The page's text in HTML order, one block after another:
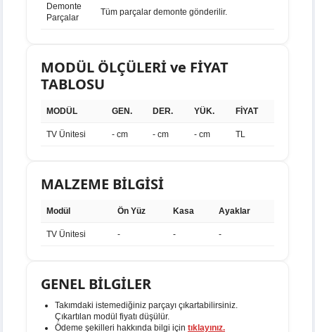
Demonte
Parçalar
Tüm parçalar demonte gönderilir.
MODÜL ÖLÇÜLERİ ve FİYAT
TABLOSU
MODÜL GEN. DER. YÜK. FİYAT
TV Ünitesi - cm - cm - cm TL
MALZEME BİLGİSİ
Modül Ön Yüz Kasa Ayaklar
TV Ünitesi - - -
GENEL BİLGİLER
Takımdaki istemediğiniz parçayı çıkartabilirsiniz.
Çıkartılan modül fiyatı düşülür.
Ödeme şekilleri hakkında bilgi için tıklayınız.